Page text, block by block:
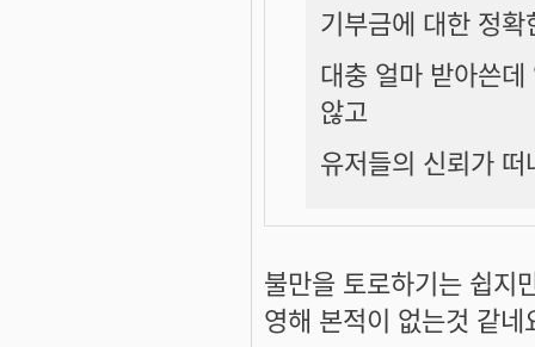
기부금에 대한 정
대충 얼마 받아쓴
않고
유저들의 신뢰가
불만을 토로하기는 쉽
영해 본적이 없는것 같네